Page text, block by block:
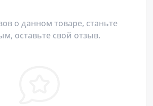
о данном товаре, станьте
оставьте свой отзыв.